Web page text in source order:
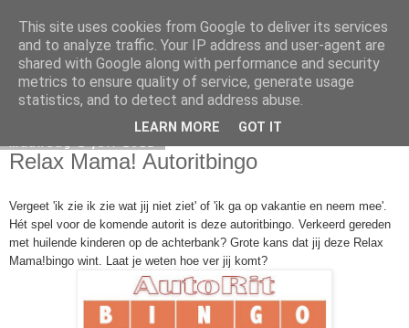
Elsbeth Teeling
Relax Mama! Autoritbingo
Vergeet 'ik zie ik zie wat jij niet ziet' of 'ik ga op vakantie en neem mee'.
Hét spel voor de komende autorit is deze autoritbingo. Verkeerd gereden
met huilende kinderen op de achterbank? Grote kans dat jij deze Relax
Mama!bingo wint. Laat je weten hoe ver jij komt?
This site uses cookies from Google to deliver its services
and to analyze traffic. Your IP address and user-agent are
shared with Google along with performance and security
metrics to ensure quality of service, generate usage
statistics, and to detect and address abuse.
LEARN MORE GOT IT